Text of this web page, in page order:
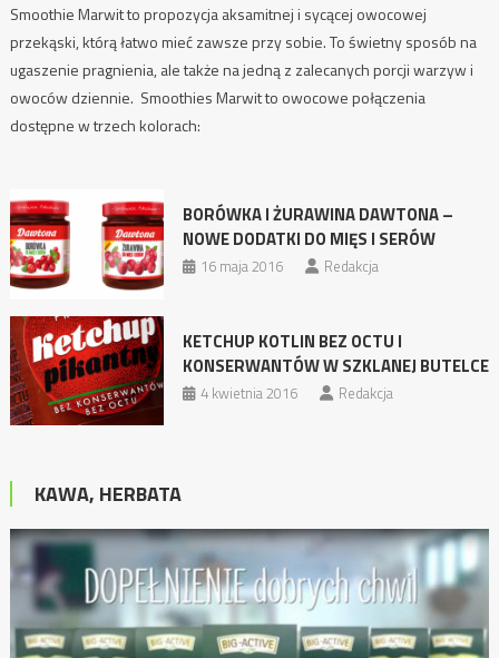
Smoothie Marwit to propozycja aksamitnej i sycącej owocowej
przekąski, którą łatwo mieć zawsze przy sobie. To świetny sposób na
ugaszenie pragnienia, ale także na jedną z zalecanych porcji warzyw i
owoców dziennie. Smoothies Marwit to owocowe połączenia
dostępne w trzech kolorach:
BORÓWKA I ŻURAWINA DAWTONA –
NOWE DODATKI DO MIĘS I SERÓW
16 maja 2016 Redakcja
KETCHUP KOTLIN BEZ OCTU I
KONSERWANTÓW W SZKLANEJ BUTELCE
4 kwietnia 2016 Redakcja
KAWA, HERBATA